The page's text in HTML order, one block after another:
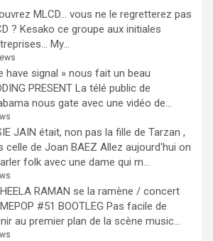
MLCD… vous ne le regretterez pas
? Kesako ce groupe aux initiales
My...
have signal » nous fait un beau
PRESENT La télé public de
nous gate avec une vidéo de...
JAIN était, non pas la fille de Tarzan ,
celle de Joan BAEZ Allez aujourd'hui on
folk avec une dame qui m...
RAMAN se la ramène / concert
#51 BOOTLEG Pas facile de
au premier plan de la scène music...